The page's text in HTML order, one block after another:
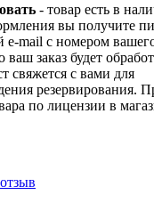
- товар есть в
вы получите
e-mail с номером
ваш заказ будет
свяжется с вами для
резервирования.
по лицензии в